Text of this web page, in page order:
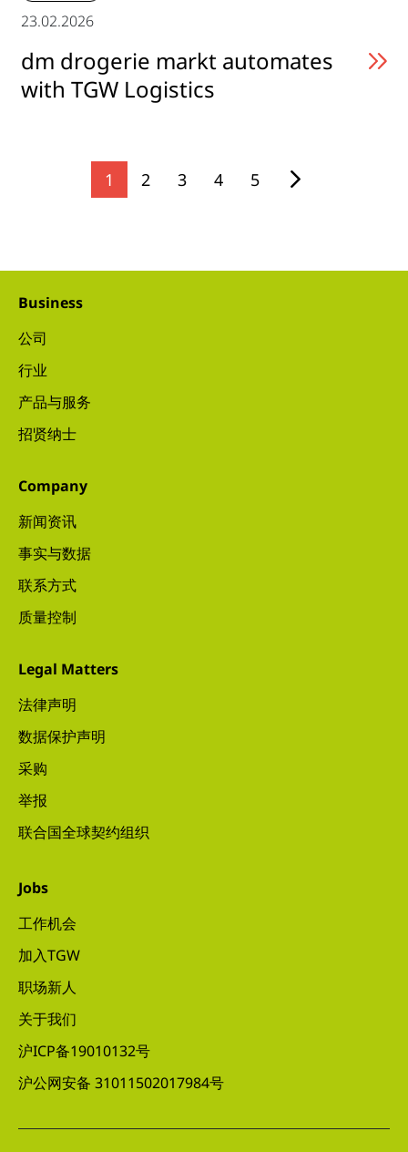
23.02.2026
dm drogerie markt automates
with TGW Logistics
1 2 3 4 5
Business
公司
行业
产品与服务
招贤纳士
Company
新闻资讯
事实与数据
联系方式
质量控制
Legal Matters
法律声明
数据保护声明
采购
举报
联合国全球契约组织
Jobs
工作机会
加入TGW
职场新人
关于我们
沪ICP备19010132号
沪公网安备 31011502017984号